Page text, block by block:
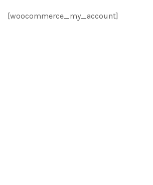
[woocommerce_my_account]